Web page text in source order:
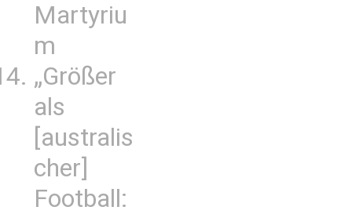
Martyriu
m
„Größer
als
[australis
cher]
Football: